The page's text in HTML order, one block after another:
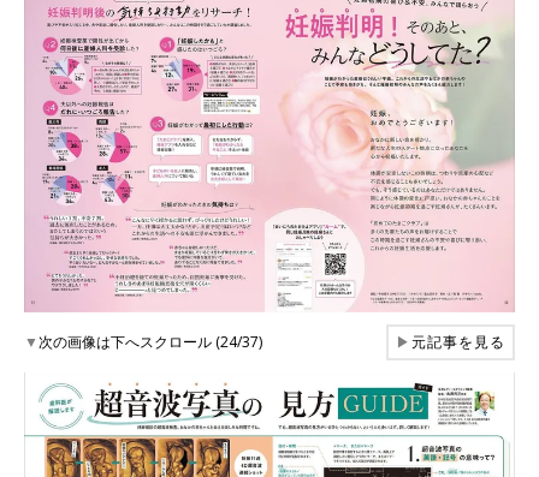
▼次の画像は下へスクロール (24/37) ▶元記事を見る